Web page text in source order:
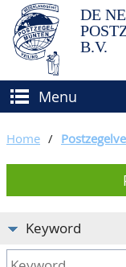
DE
B.V.
Menu
BUY AND SELL
How to sell?
How to buy?
Conditions
BIDDING
APPRAISALS
CATALOGUE/
Home /
Keyword